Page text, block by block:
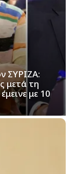
ΣΥΡΙΖΑ:
μετά τη
με 10